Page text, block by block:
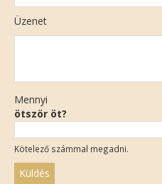
Üzenet
Mennyi
ötször öt?
Kötelező számmal megadni.